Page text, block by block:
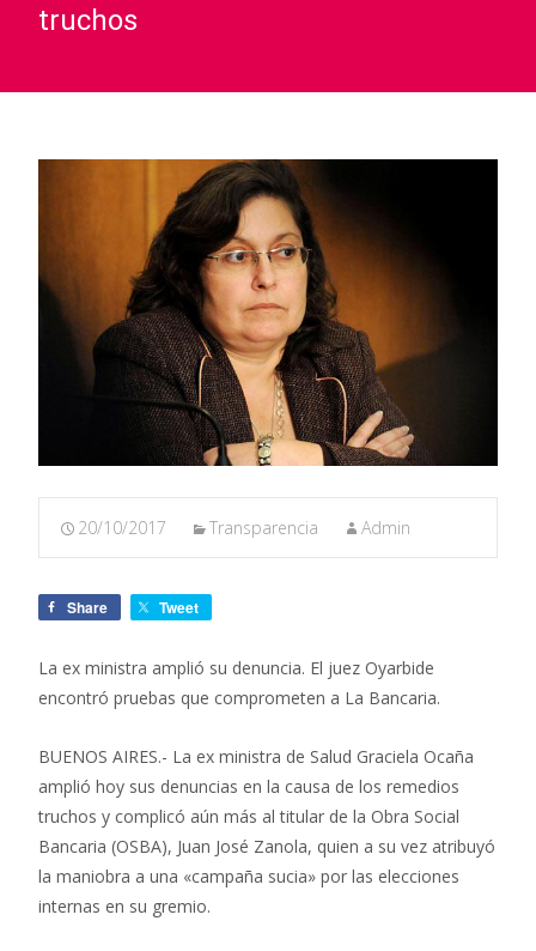
truchos
20/10/2017 Transparencia Admin
Share Tweet
La ex ministra amplió su denuncia. El juez Oyarbide
encontró pruebas que comprometen a La Bancaria.
BUENOS AIRES.- La ex ministra de Salud Graciela Ocaña
amplió hoy sus denuncias en la causa de los remedios
truchos y complicó aún más al titular de la Obra Social
Bancaria (OSBA), Juan José Zanola, quien a su vez atribuyó
la maniobra a una «campaña sucia» por las elecciones
internas en su gremio.